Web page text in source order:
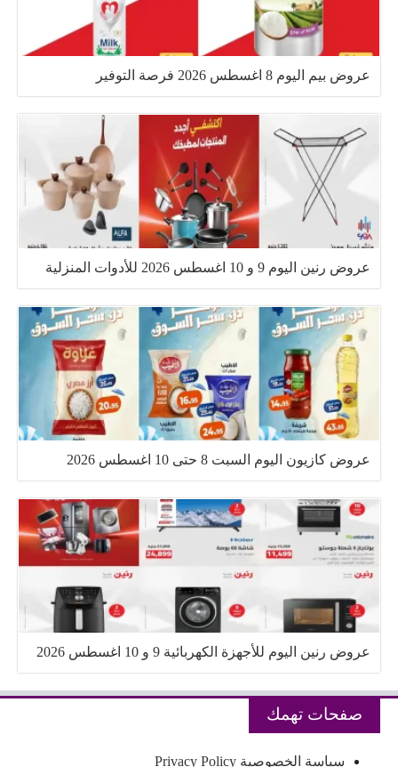
عروض بيم اليوم 8 اغسطس 2026 فرصة التوفير
عروض رنين اليوم 9 و 10 اغسطس 2026 للأدوات المنزلية
عروض كازيون اليوم السبت 8 حتى 10 اغسطس 2026
عروض رنين اليوم للأجهزة الكهربائية 9 و 10 اغسطس 2026
صفحات تهمك
سياسة الخصوصية Privacy Policy